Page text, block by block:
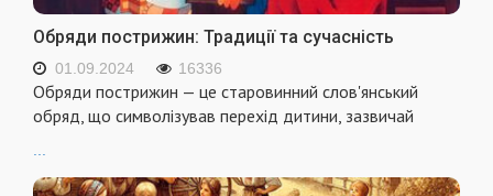
Обряди пострижин: Традиції та сучасність
01.09.2024 16336
Обряди пострижин — це старовинний слов'янський
обряд, що символізував перехід дитини, зазвичай
...